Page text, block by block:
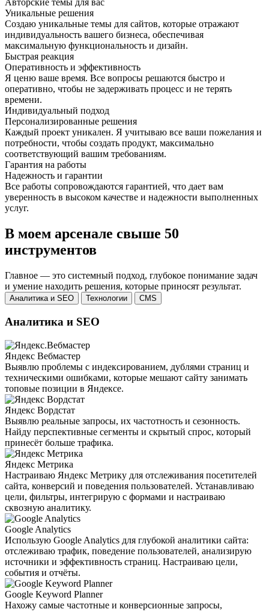
Уникальные решения
Создаю уникальные темы для сайтов, которые отражают
индивидуальность вашего бизнеса, обеспечивая
максимальную функциональность и дизайн.
Быстрая реакция
Оперативность и эффективность
Я ценю ваше время. Все вопросы решаются быстро и
оперативно, чтобы не задерживать процесс и не терять
времени.
Индивидуальный подход
Персонализированные решения
Каждый проект уникален. Я учитываю все ваши пожелания и
потребности, чтобы создать продукт, максимально
соответствующий вашим требованиям.
Гарантия на работы
Надежность и гарантии
Все работы сопровождаются гарантией, что дает вам
уверенность в высоком качестве и надежности выполненных
услуг.
В моем арсенале свыше 50
инструментов
Главное — это системный подход, глубокое понимание задач
и умение находить решения, которые приносят результат.
Аналитика и SEO Технологии CMS
Аналитика и SEO
Яндекс Вебмастер
Выявлю проблемы с индексированием, дублями страниц и
техническими ошибками, которые мешают сайту занимать
топовые позиции в Яндексе.
Яндекс Вордстат
Выявлю реальные запросы, их частотность и сезонность.
Найду перспективные сегменты и скрытый спрос, который
принесёт больше трафика.
Яндекс Метрика
Настраиваю Яндекс Метрику для отслеживания посетителей
сайта, конверсий и поведения пользователей. Устанавливаю
цели, фильтры, интегрирую с формами и настраиваю
сквозную аналитику.
Google Analytics
Использую Google Analytics для глубокой аналитики сайта:
отслеживаю трафик, поведение пользователей, анализирую
источники и эффективность страниц. Настраиваю цели,
события и отчёты.
Google Keyword Planner
Нахожу самые частотные и конверсионные запросы,